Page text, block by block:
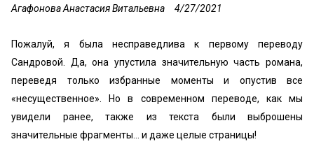
Агафонова Анастасия Витальевна 4/27/2021
Пожалуй, я была несправедлива к первому переводу
Сандровой. Да, она упустила значительную часть романа,
переведя только избранные моменты и опустив все
«несущественное». Но в современном переводе, как мы
увидели ранее, также из текста были выброшены
значительные фрагменты… и даже целые страницы!